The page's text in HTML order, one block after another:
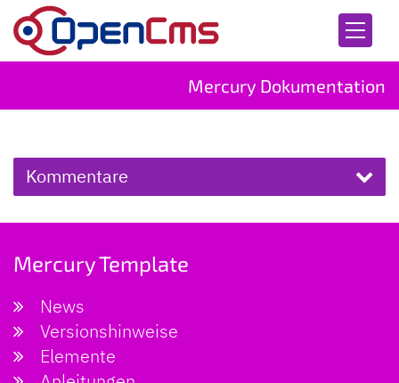
Zum Inhalt springen
Mercury Dokumentation
Kommentare
Mercury Template
News
Versionshinweise
Elemente